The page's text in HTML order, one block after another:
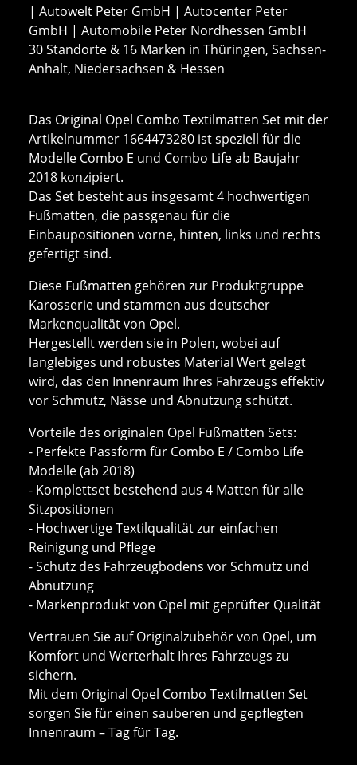
| Autowelt Peter GmbH | Autocenter Peter
GmbH | Automobile Peter Nordhessen GmbH
30 Standorte & 16 Marken in Thüringen, Sachsen-
Anhalt, Niedersachsen & Hessen
Das Original Opel Combo Textilmatten Set mit der
Artikelnummer 1664473280 ist speziell für die
Modelle Combo E und Combo Life ab Baujahr
2018 konzipiert.
Das Set besteht aus insgesamt 4 hochwertigen
Fußmatten, die passgenau für die
Einbaupositionen vorne, hinten, links und rechts
gefertigt sind.
Diese Fußmatten gehören zur Produktgruppe
Karosserie und stammen aus deutscher
Markenqualität von Opel.
Hergestellt werden sie in Polen, wobei auf
langlebiges und robustes Material Wert gelegt
wird, das den Innenraum Ihres Fahrzeugs effektiv
vor Schmutz, Nässe und Abnutzung schützt.
Vorteile des originalen Opel Fußmatten Sets:
- Perfekte Passform für Combo E / Combo Life
Modelle (ab 2018)
- Komplettset bestehend aus 4 Matten für alle
Sitzpositionen
- Hochwertige Textilqualität zur einfachen
Reinigung und Pflege
- Schutz des Fahrzeugbodens vor Schmutz und
Abnutzung
- Markenprodukt von Opel mit geprüfter Qualität
Vertrauen Sie auf Originalzubehör von Opel, um
Komfort und Werterhalt Ihres Fahrzeugs zu
sichern.
Mit dem Original Opel Combo Textilmatten Set
sorgen Sie für einen sauberen und gepflegten
Innenraum – Tag für Tag.